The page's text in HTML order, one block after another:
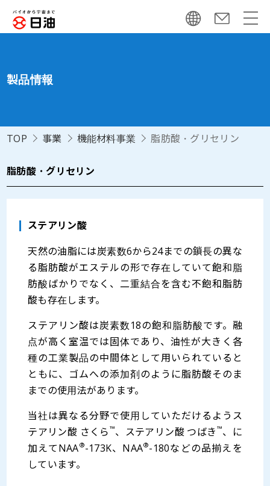
製品情報
TOP 事業 機能材料事業 脂肪酸・グリセリン
脂肪酸・グリセリン
ステアリン酸
天然の油脂には炭素数6から24までの鎖長の異な
る脂肪酸がエステルの形で存在していて飽和脂
肪酸ばかりでなく、二重結合を含む不飽和脂肪
酸も存在します。
ステアリン酸は炭素数18の飽和脂肪酸です。融
点が高く室温では固体であり、油性が大きく各
種の工業製品の中間体として用いられていると
ともに、ゴムへの添加剤のように脂肪酸そのま
までの使用法があります。
当社は異なる分野で使用していただけるようス
テアリン酸 さくら ™、ステアリン酸 つばき ™、に
加えてNAA®-173K、NAA®-180などの品揃えを
しています。